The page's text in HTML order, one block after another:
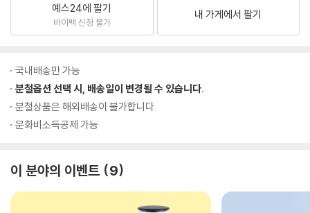
예스24에 팔기
바이백 신청 불가
내 가게에서 팔기
국내배송만 가능
분철옵션 선택 시, 배송일이 변경될 수 있습니다.
분철상품은 해외배송이 불가합니다.
문화비소득공제 가능
이 분야의 이벤트 9